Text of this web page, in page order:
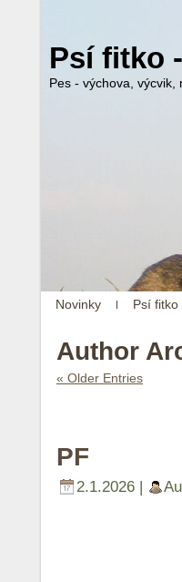
Psí fitko
Pes - výchova,
Novinky Psí fitko
Author
« Older Entries
PF
2.1.2026 |